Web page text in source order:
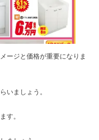
ージと価格が重要になりま
いましょう。
す。